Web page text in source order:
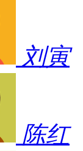
刘寅
陈红